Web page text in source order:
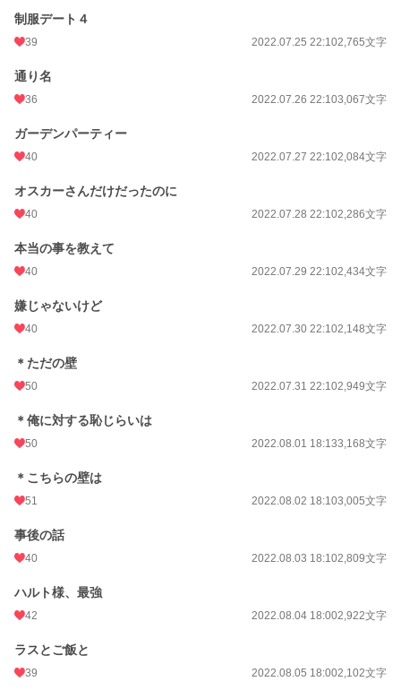
制服デート４
39 2022.07.25 22:102,765文字
通り名
36 2022.07.26 22:103,067文字
ガーデンパーティー
40 2022.07.27 22:102,084文字
オスカーさんだけだったのに
40 2022.07.28 22:102,286文字
本当の事を教えて
40 2022.07.29 22:102,434文字
嫌じゃないけど
40 2022.07.30 22:102,148文字
＊ただの壁
50 2022.07.31 22:102,949文字
＊俺に対する恥じらいは
50 2022.08.01 18:133,168文字
＊こちらの壁は
51 2022.08.02 18:103,005文字
事後の話
40 2022.08.03 18:102,809文字
ハルト様、最強
42 2022.08.04 18:002,922文字
ラスとご飯と
39 2022.08.05 18:002,102文字